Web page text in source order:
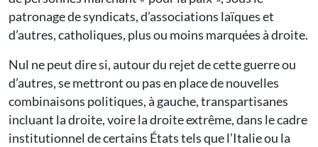
patronage de syndicats, d’associations laïques et
d’autres, catholiques, plus ou moins marquées à droite.
Nul ne peut dire si, autour du rejet de cette guerre ou
d’autres, se mettront ou pas en place de nouvelles
combinaisons politiques, à gauche, transpartisanes
incluant la droite, voire la droite extrême, dans le cadre
institutionnel de certains États tels que l’Italie ou la